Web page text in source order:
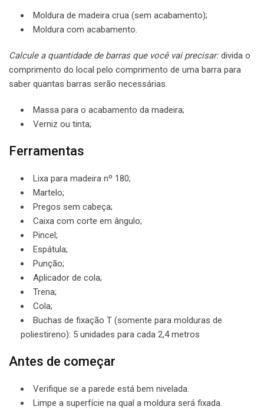
Moldura de madeira crua (sem acabamento);
Moldura com acabamento.
Calcule a quantidade de barras que você vai precisar:divida o
comprimento do local pelo comprimento de uma barra para
saber quantas barras serão necessárias.
Massa para o acabamento da madeira;
Verniz ou tinta;
Ferramentas
Lixa para madeira nº 180;
Martelo;
Pregos sem cabeça;
Caixa com corte em ângulo;
Pincel;
Espátula;
Punção;
Aplicador de cola;
Trena;
Cola;
Buchas de fixação T (somente para molduras de
poliestireno): 5 unidades para cada 2,4 metros
Antes de começar
Verifique se a parede está bem nivelada.
Limpe a superfície na qual a moldura será fixada.